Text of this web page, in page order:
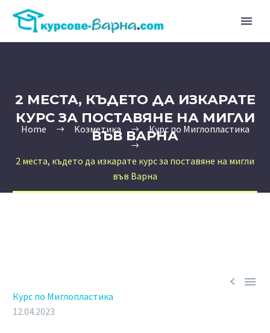
2 МЕСТА, КЪДЕТО ДА ИЗКАРАТЕ
КУРС ЗА ПОСТАВЯНЕ НА МИГЛИ
ВЪВ ВАРНА
Home Kозметика Курс по Миглопластика
2 места, където да изкарате курс за поставяне на мигли
във Варна
 
Курс по Миглопластика
12.04.2023